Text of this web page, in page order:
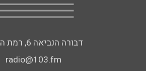
דבורה הנביאה 6, רמת השרון
radio@103.fm